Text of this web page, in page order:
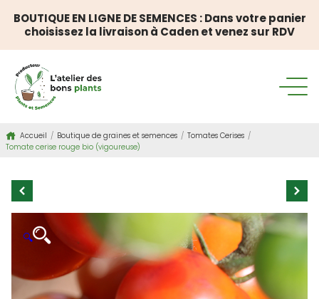
BOUTIQUE EN LIGNE DE SEMENCES : Dans votre panier
choisissez la livraison à Caden et venez sur RDV
Accueil / Boutique de graines et semences / Tomates Cerises /
Tomate cerise rouge bio (vigoureuse)
🔍